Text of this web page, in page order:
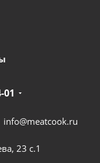
01
info@meatcook.ru
23 с.1